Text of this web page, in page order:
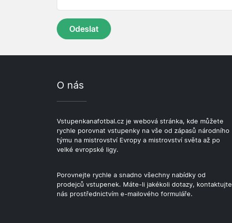
O nás
Vstupenkanafotbal.cz je webová stránka, kde můžete
rychle porovnat vstupenky na vše od zápasů národního
týmu na mistrovství Evropy a mistrovství světa až po
velké evropské ligy.
Porovnejte rychle a snadno všechny nabídky od
prodejců vstupenek. Máte-li jakékoli dotazy, kontaktujte
nás prostřednictvím e-mailového formuláře.